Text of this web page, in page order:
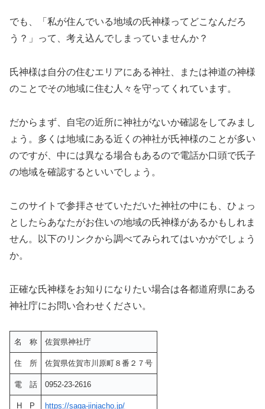
でも、「私が住んでいる地域の氏神様ってどこなんだろ
う？」って、考え込んでしまっていませんか？
氏神様は自分の住むエリアにある神社、または神道の神様
のことでその地域に住む人々を守ってくれています。
だからまず、自宅の近所に神社がないか確認をしてみまし
ょう。多くは地域にある近くの神社が氏神様のことが多い
のですが、中には異なる場合もあるので電話か口頭で氏子
の地域を確認するといいでしょう。
このサイトで参拝させていただいた神社の中にも、ひょっ
としたらあなたがお住いの地域の氏神様があるかもしれま
せん。以下のリンクから調べてみられてはいかがでしょう
か。
正確な氏神様をお知りになりたい場合は各都道府県にある
神社庁にお問い合わせください。
名 称 佐賀県神社庁
住 所 佐賀県佐賀市川原町８番２７号
電 話 0952-23-2616
H P https://saga-jinjacho.jp/